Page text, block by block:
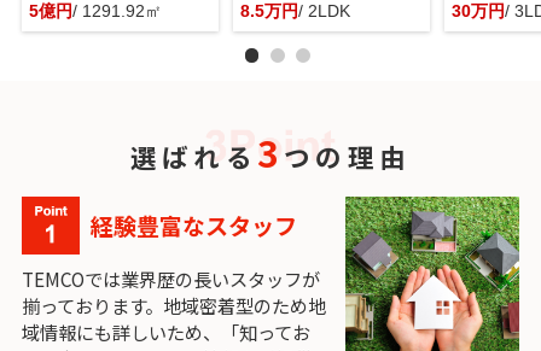
5億円/ 1291.92㎡
8.5万円/ 2LDK
30万円/
選ばれる 3 つの理由
経験豊富なスタッフ
TEMCOでは業界歴の長いスタッフが
揃っております。地域密着型のため地
域情報にも詳しいため、「知ってお